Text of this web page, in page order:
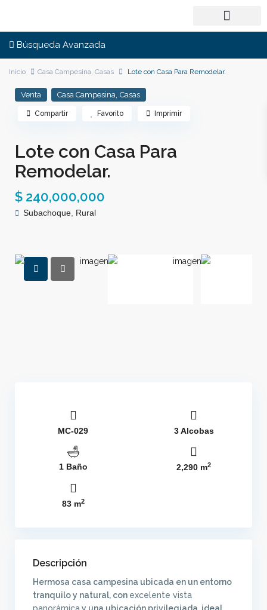
Búsqueda Avanzada
Inicio Casa Campesina,Casas Lote con Casa Para Remodelar.
Venta Casa Campesina ,Casas
Lote con Casa Para
Remodelar.
$ 240,000,000
Subachoque Rural
Compartir Favorito Imprimir
MC-029 3 Alcobas
1 Baño 2,290 m2
83 m2
Descripción
Hermosa casa campesina ubicada en un entorno
tranquilo y natural, con excelente vista